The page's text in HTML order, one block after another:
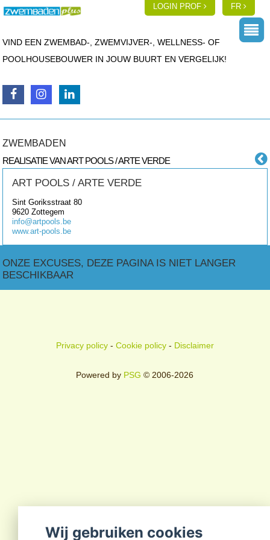
LOGIN PROF FR
VIND EEN ZWEMBAD-, ZWEMVIJVER-, WELLNESS- OF
POOLHOUSEBOUWER IN JOUW BUURT EN VERGELIJK!
ZWEMBADEN
REALISATIE VAN ART POOLS / ARTE VERDE
ART POOLS / ARTE VERDE
Sint Goriksstraat 80
9620 Zottegem
info@artpools.be
www.art-pools.be
ONZE EXCUSES, DEZE PAGINA IS NIET LANGER
BESCHIKBAAR
Privacy policy- Cookie policy- Disclaimer
Powered by PSG © 2006-2026
Wij gebruiken cookies